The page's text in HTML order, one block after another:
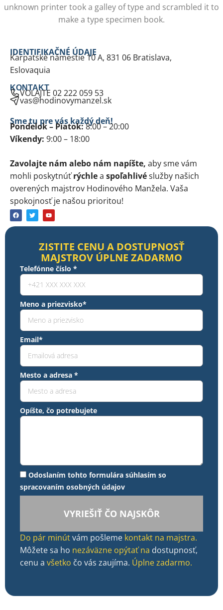
unknown printer took a galley of type and scrambled it to
make a type specimen book.
IDENTIFIKAČNÉ ÚDAJE
Karpatské námestie 10 A, 831 06 Bratislava,
Eslovaquia
KONTAKT
VOLAJTE 02 222 059 53
vas@hodinovymanzel.sk
Sme tu pre vás každý deň!
Pondelok – Piatok:8:00 – 20:00
Víkendy: 9:00 – 18:00
Zavolajte nám alebo nám napíšte, aby sme vám
mohli poskytnúťrýchlea spoľahlivéslužby našich
overených majstrov Hodinového Manžela. Vaša
spokojnosť je našou prioritou!
ZISTITE CENU A DOSTUPNOSŤ
MAJSTROV ÚPLNE ZADARMO
Telefónne číslo *
Meno a priezvisko*
Email*
Mesto a adresa *
Opíšte, čo potrebujete
Odoslaním tohto formulára súhlasím so
spracovaním osobných údajov
VYRIEŠIŤ ČO NAJSKÔR
Do pár minútvám pošleme kontakt na majstra.
Môžete sa ho nezáväzne opýtať na dostupnosť,
cenu a všetko čo vás zaujíma. Úplne zadarmo.